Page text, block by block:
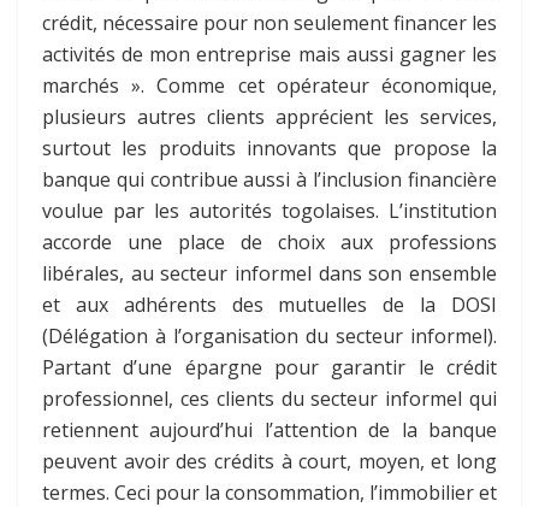
crédit, nécessaire pour non seulement financer les
activités de mon entreprise mais aussi gagner les
marchés ». Comme cet opérateur économique,
plusieurs autres clients apprécient les services,
surtout les produits innovants que propose la
banque qui contribue aussi à l’inclusion financière
voulue par les autorités togolaises. L’institution
accorde une place de choix aux professions
libérales, au secteur informel dans son ensemble
et aux adhérents des mutuelles de la DOSI
(Délégation à l’organisation du secteur informel).
Partant d’une épargne pour garantir le crédit
professionnel, ces clients du secteur informel qui
retiennent aujourd’hui l’attention de la banque
peuvent avoir des crédits à court, moyen, et long
termes. Ceci pour la consommation, l’immobilier et